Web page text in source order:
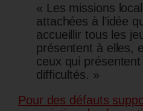
« Les missions
attachées à l’idée
accueillir tous les
présentent à elles,
ceux qui
difficultés. »
Pour des défauts